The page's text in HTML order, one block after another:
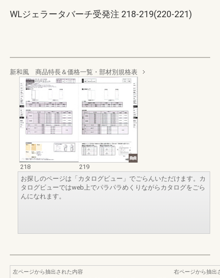
WLジェラータバーチ受発注 218-219(220-221)
新和風 商品特長＆価格一覧・部材別規格表
218
219
お探しのページは「カタログビュー」でごらんいただけます。カ
タログビューではweb上でパラパラめくりながらカタログをごら
んになれます。
左ページから抽出された内容
右ページから抽出